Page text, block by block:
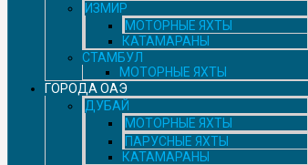
ИЗМИР
МОТОРНЫЕ ЯХТЫ
КАТАМАРАНЫ
СТАМБУЛ
МОТОРНЫЕ ЯХТЫ
ГОРОДА ОАЭ
ДУБАЙ
МОТОРНЫЕ ЯХТЫ
ПАРУСНЫЕ ЯХТЫ
КАТАМАРАНЫ